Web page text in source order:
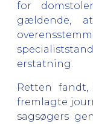
for
gældende,
erstatning.
Retten
fremlagte
sagsøgers